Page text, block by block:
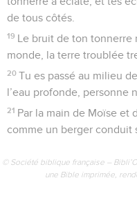
de tous côtés.
19 Le bruit de ton tonnerre
monde, la terre troublée
20 Tu es passé au milieu
l’eau profonde, personne
21 Par la main de Moïse et
comme un berger conduit
© Société biblique française –
une Bible imprimée,